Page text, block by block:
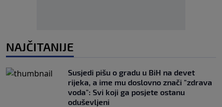
NAJČITANIJE
Susjedi pišu o gradu u BiH na devet
rijeka, a ime mu doslovno znači "zdrava
voda": Svi koji ga posjete ostanu
oduševljeni